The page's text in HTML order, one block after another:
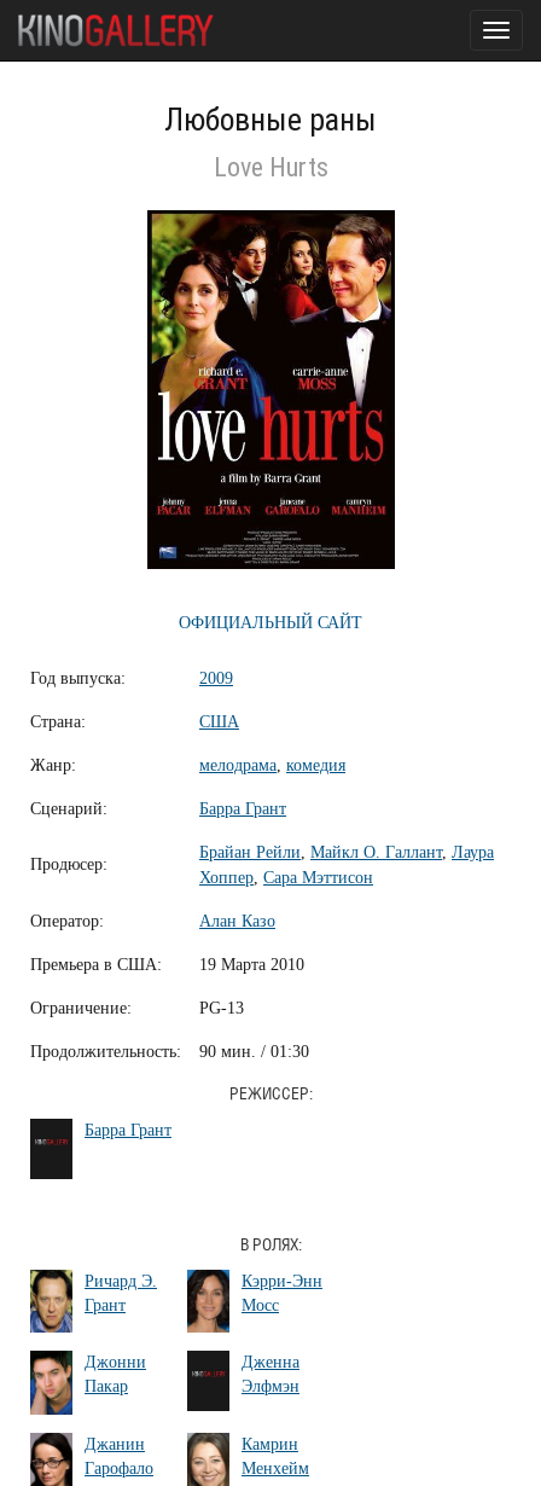
Любовные раны
Love Hurts
ОФИЦИАЛЬНЫЙ САЙТ
Год выпуска: 2009
Страна: США
Жанр: мелодрама комедия
Сценарий: Барра Грант
Продюсер:
Брайан Рейли Майкл О. Галлант, Лаура
Хоппер Сара Мэттисон
Оператор: Алан Казо
Премьера в США: 19 Марта 2010
Ограничение: PG-13
Продолжительность: 90 мин. / 01:30
РЕЖИССЕР:
Барра Грант
В РОЛЯХ:
Ричард Э.
Грант
Кэрри-Энн
Мосс
Джонни
Пакар
Дженна
Элфмэн
Джанин
Гарофало
Камрин
Менхейм